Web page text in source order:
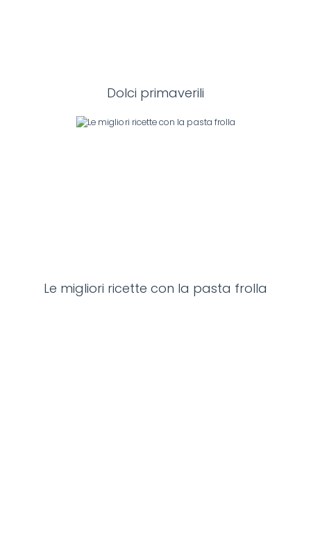
Dolci primaverili
Le migliori ricette con la pasta frolla